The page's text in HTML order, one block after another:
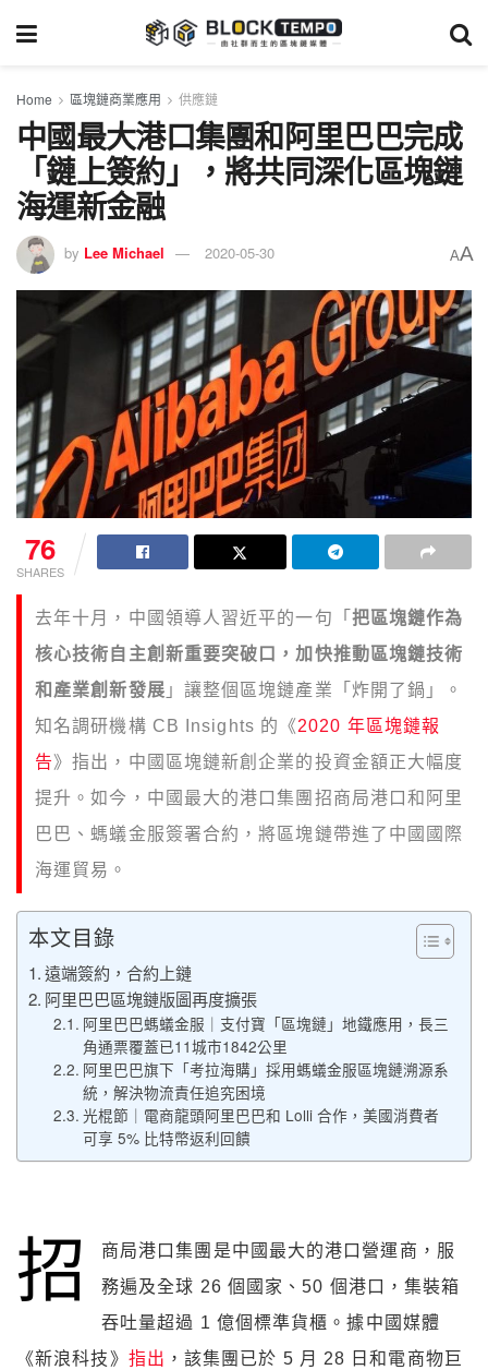
Home 區塊鏈商業應用 供應鏈
中國最大港口集團和阿里巴巴完成
「鏈上簽約」，將共同深化區塊鏈
海運新金融
by Lee Michael 2020-05-30 AA
76
SHARES
去年十月，中國領導人習近平的一句「 把區塊鏈作為
核心技術自主創新重要突破口， 加快推動區塊鏈技術
和產業創新發展 」讓整個區塊鏈產業「炸開了鍋」。
知名調研機構 CB Insights 的《2020 年區塊鏈報
告》指出，中國區塊鏈新創企業的投資金額正大幅度
提升。如今，中國最大的港口集團招商局港口和阿里
巴巴、螞蟻金服簽署合約，將區塊鏈帶進了中國國際
海運貿易。
本文目錄
遠端簽約，合約上鏈
阿里巴巴區塊鏈版圖再度擴張
阿里巴巴螞蟻金服｜支付寶「區塊鏈」地鐵應用，長三
角通票覆蓋已11城市1842公里
阿里巴巴旗下「考拉海購」採用螞蟻金服區塊鏈溯源系
統，解決物流責任追究困境
光棍節｜電商龍頭阿里巴巴和 Lolli 合作，美國消費者
可享 5% 比特幣返利回饋
招
商局港口集團是中國最大的港口營運商，服
務遍及全球 26 個國家、50 個港口，集裝箱
吞吐量超過 1 億個標準貨櫃。據中國媒體
《新浪科技》 指出 ，該集團已於 5 月 28 日和電商物巨